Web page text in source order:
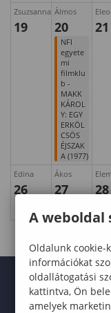
Zsuzsanna
19
Álmos
20
NFI
egyete
mi
filmklu
b -
MAKK
KÁROL
Y: EGY
ERKÖL
CSÖS
ÉJSZAK
A (1977)
21
Edina
26
Ákos
27 28
A weboldal
Oldalunk cookie-
információkat
oldallátogatási
kattintva, Ön
amelyek